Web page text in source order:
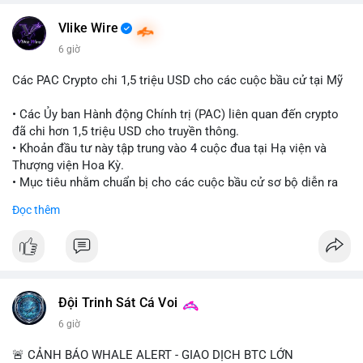
📰 Nguồn: CoinDesk
Vlike Wire
6 giờ
Các PAC Crypto chi 1,5 triệu USD cho các cuộc bầu cử tại Mỹ
• Các Ủy ban Hành động Chính trị (PAC) liên quan đến crypto
đã chi hơn 1,5 triệu USD cho truyền thông.
• Khoản đầu tư này tập trung vào 4 cuộc đua tại Hạ viện và
Thượng viện Hoa Kỳ.
• Mục tiêu nhằm chuẩn bị cho các cuộc bầu cử sơ bộ diễn ra
#vlikevn #titanbot
Đọc thêm
Đội Trinh Sát Cá Voi
6 giờ
🚨 CẢNH BÁO WHALE ALERT - GIAO DỊCH BTC LỚN